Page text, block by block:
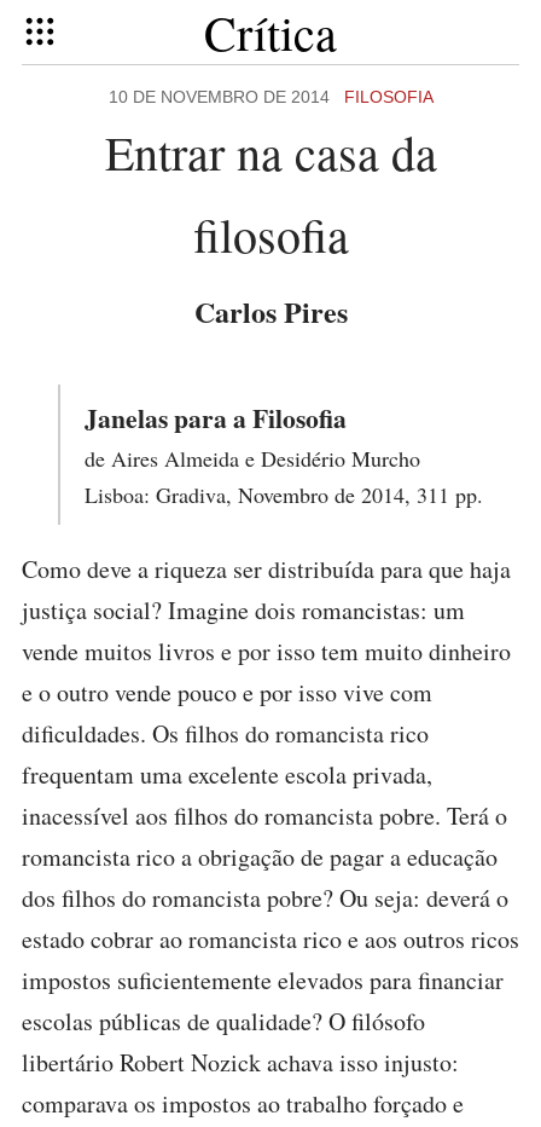
Crítica
10 DE NOVEMBRO DE 2014 FILOSOFIA
Entrar na casa da
filosofia
Carlos Pires
Janelas para a Filosofia
de Aires Almeida e Desidério Murcho
Lisboa: Gradiva, Novembro de 2014, 311 pp.
Como deve a riqueza ser distribuída para que haja
justiça social? Imagine dois romancistas: um
vende muitos livros e por isso tem muito dinheiro
e o outro vende pouco e por isso vive com
dificuldades. Os filhos do romancista rico
frequentam uma excelente escola privada,
inacessível aos filhos do romancista pobre. Terá o
romancista rico a obrigação de pagar a educação
dos filhos do romancista pobre? Ou seja: deverá o
estado cobrar ao romancista rico e aos outros ricos
impostos suficientemente elevados para financiar
escolas públicas de qualidade? O filósofo
libertário Robert Nozick achava isso injusto:
comparava os impostos ao trabalho forçado e